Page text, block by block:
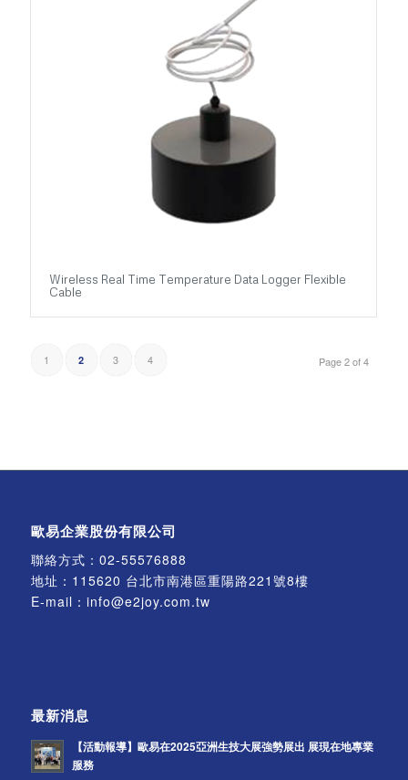
Wireless Real Time Temperature Data Logger Flexible
Cable
Page 2 of 4
1 2 3 4
歐易企業股份有限公司
聯絡方式： 02-55576888
地址：115620 台北市南港區重陽路221號8樓
E-mail： info@e2joy.com.tw
最新消息
【活動報導】歐易在2025亞洲生技大展強勢展出 展現在地專業
服務